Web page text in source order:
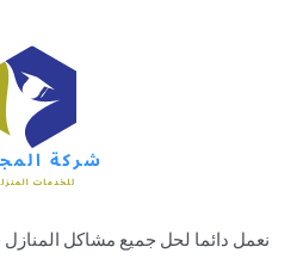
نعمل دائما لحل جميع مشاكل